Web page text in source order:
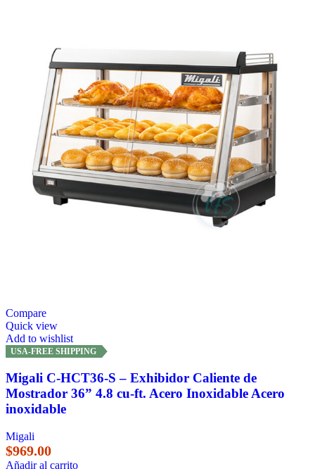
Compare
Quick view
Add to wishlist
USA-FREE SHIPPING
Migali C-HCT36-S – Exhibidor Caliente de
Mostrador 36” 4.8 cu-ft. Acero Inoxidable Acero
inoxidable
Migali
$969.00
Añadir al carrito